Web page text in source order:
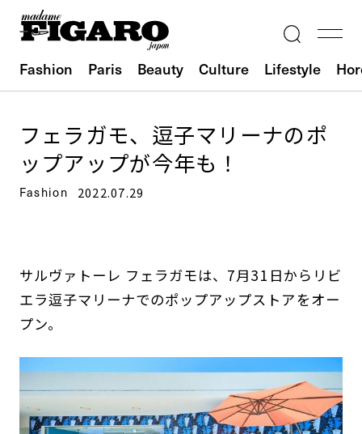
Fashion Paris Beauty Culture Lifestyle
フェラガモ、逗子マリーナのポ
ップアップが今年も！
Fashion 2022.07.29
サルヴァトーレ フェラガモは、7月31日からリビ
エラ逗子マリーナでのポップアップストアをオー
プン。